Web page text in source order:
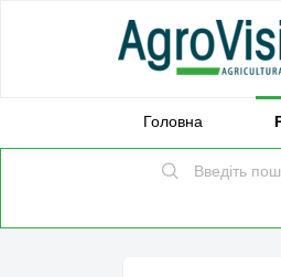
Головна